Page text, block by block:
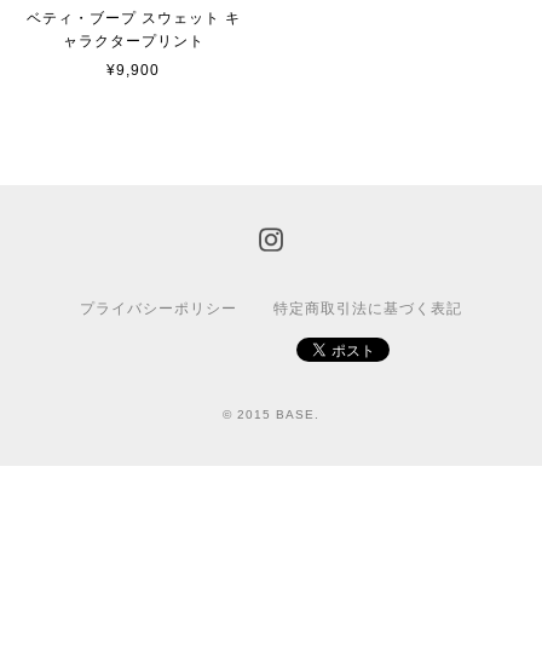
ベティ・ブープ スウェット キ
ャラクタープリント
¥9,900
プライバシーポリシー 特定商取引法に基づく表記
© 2015 BASE.